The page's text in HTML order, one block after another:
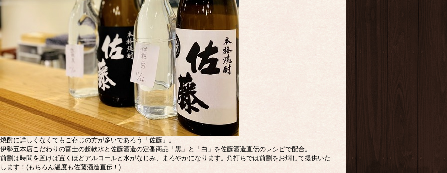
焼酎に詳しくなくてもご存じの方が多いであろう「佐藤」。
伊勢五本店こだわりの富士の超軟水と佐藤酒造の定番商品「黒」と「白」を佐藤酒造直伝のレシピで配合。
前割は時間を置けば置くほどアルコールと水がなじみ、まろやかになります。角打ちでは前割をお燗して提供いた
します！(もちろん温度も佐藤酒造直伝！)